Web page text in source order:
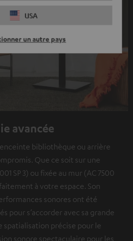
USA
un autre pays
avancée
bibliothèque ou arrière
Que ce soit sur une
SP 3) ou fixée au mur (AC 7500
à votre espace. Son
sonores ont été
pour s’accorder avec sa grande
spatialisation précise pour le
sonore spectaculaire pour les